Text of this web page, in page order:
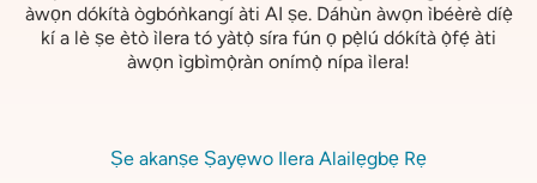
àwọn dókítà ògbóǹkangí àti AI ṣe. Dáhùn àwọn ìbéèrè díẹ̀
kí a lè ṣe ètò ìlera tó yàtọ̀ síra fún ọ pẹ̀lú dókítà ọ̀fẹ́ àti
àwọn ìgbìmọ̀ràn onímọ̀ nípa ìlera!
Ṣe akanṣe Ṣayẹwo Ilera Alailẹgbẹ Rẹ